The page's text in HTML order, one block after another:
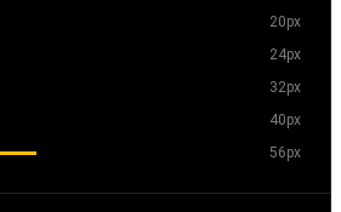
20px
24px
32px
40px
56px